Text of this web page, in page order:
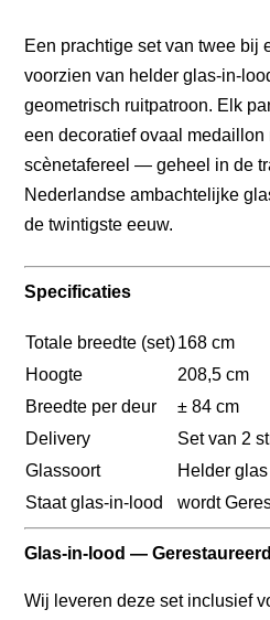
Een prachtige set van twee bij
voorzien van helder glas-in-
geometrisch ruitpatroon. Elk
een decoratief ovaal
scènetafereel — geheel in de
Nederlandse ambachtelijke
de twintigste eeuw.
Specificaties
Totale breedte (set)168 cm
Hoogte
208,5 cm
Breedte per deur
± 84 cm
Delivery
Set van 2
Glassoort
Helder glas
Staat glas-in-lood
wordt
Glas-in-lood —
Wij leveren deze set inclusief